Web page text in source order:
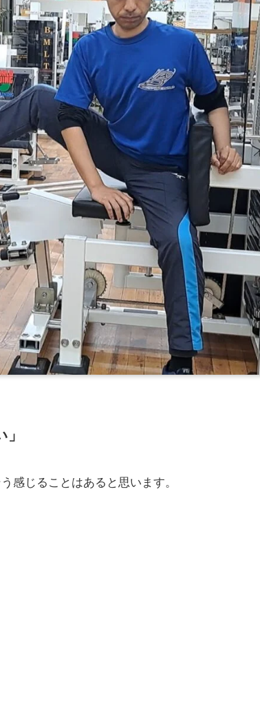
感じることはあると思います。